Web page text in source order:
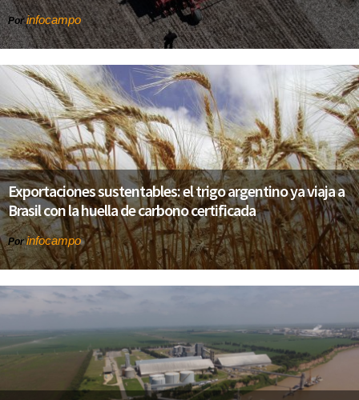
Porinfocampo
Exportaciones sustentables: el trigo argentino ya viaja a
Brasil con la huella de carbono certificada
Porinfocampo